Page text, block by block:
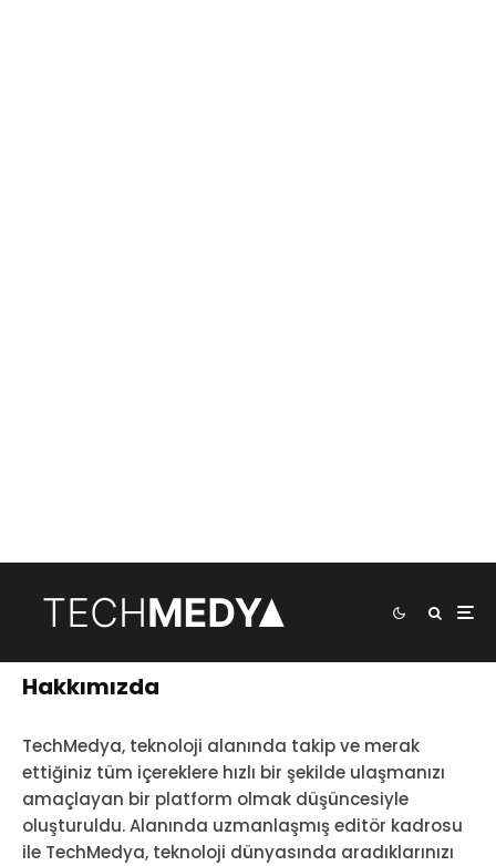
Hakkımızda
TechMedya, teknoloji alanında takip ve merak
ettiğiniz tüm içereklere hızlı bir şekilde ulaşmanızı
amaçlayan bir platform olmak düşüncesiyle
oluşturuldu. Alanında uzmanlaşmış editör kadrosu
ile TechMedya, teknoloji dünyasında aradıklarınızı